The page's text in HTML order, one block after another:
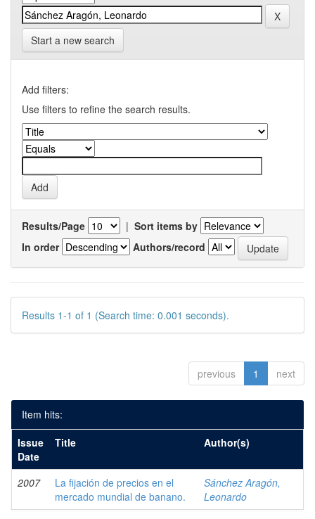
Start a new search
Add filters:
Use filters to refine the search results.
Results/Page | Sort items by
In order
Authors/record
Results 1-1 of 1 (Search time: 0.001 seconds).
previous 1 next
Item hits:
Issue
Date
Title Author(s)
2007
La fijación de precios en el
mercado mundial de banano.
Sánchez Aragón,
Leonardo